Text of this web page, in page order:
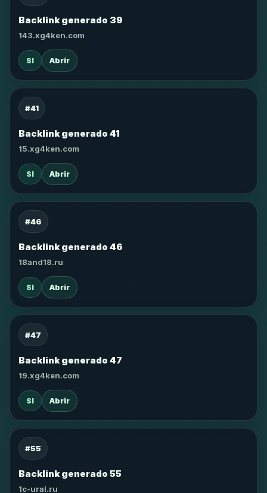
Backlink generado 39
143.xg4ken.com
SI Abrir
#41
Backlink generado 41
15.xg4ken.com
SI Abrir
#46
Backlink generado 46
18and18.ru
SI Abrir
#47
Backlink generado 47
19.xg4ken.com
SI Abrir
#55
Backlink generado 55
1c-ural.ru